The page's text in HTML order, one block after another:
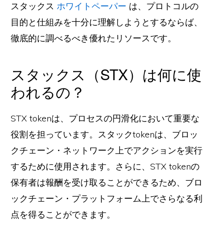
スタックスホワイトペーパー は、プロトコルの
目的と仕組みを十分に理解しようとするならば、
徹底的に調べるべき優れたリソースです。
スタックス（STX）は何に使
われるの？
STX tokenは、プロセスの円滑化において重要な
役割を担っています。スタックtokenは、ブロッ
クチェーン・ネットワーク上でアクションを実行
するために使用されます。さらに、STX tokenの
保有者は報酬を受け取ることができるため、ブロ
ックチェーン・プラットフォーム上でさらなる利
点を得ることができます。